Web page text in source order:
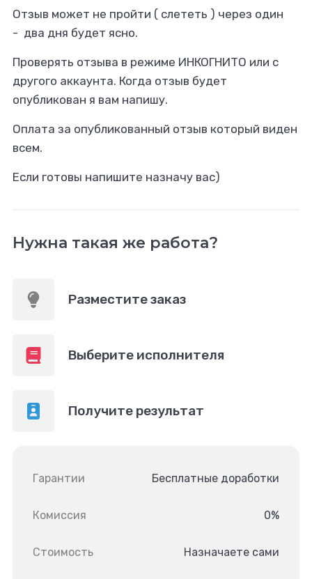
Отзыв может не пройти ( слететь ) через один
- два дня будет ясно.
Проверять отзыва в режиме ИНКОГНИТО или с
другого аккаунта. Когда отзыв будет
опубликован я вам напишу.
Оплата за опубликованный отзыв который виден
всем.
Если готовы напишите назначу вас)
Нужна такая же работа?
Разместите заказ
Выберите исполнителя
Получите результат
Гарантии Бесплатные доработки
Комиссия 0%
Стоимость Назначаете сами